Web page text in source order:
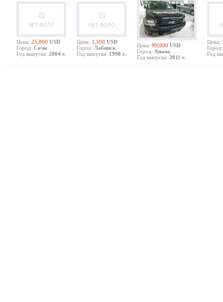
Цена: 25,800 USD
Город: Сочи
Год выпуска: 2004 г.
Цена: 3,100 USD
Город: Лабинск
Год выпуска: 1998 г.
Цена: 99,000 USD
Город: Анапа
Год выпуска: 2011 г.
Цена:
Город:
Год